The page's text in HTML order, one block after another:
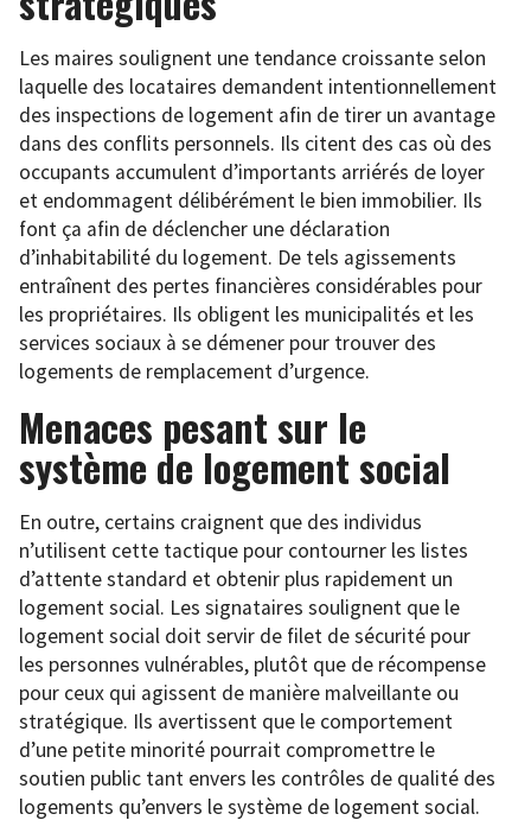
Les maires soulignent une tendance croissante selon
laquelle des locataires demandent intentionnellement
des inspections de logement afin de tirer un avantage
dans des conflits personnels. Ils citent des cas où des
occupants accumulent d’importants arriérés de loyer
et endommagent délibérément le bien immobilier. Ils
font ça afin de déclencher une déclaration
d’inhabitabilité du logement. De tels agissements
entraînent des pertes financières considérables pour
les propriétaires. Ils obligent les municipalités et les
services sociaux à se démener pour trouver des
logements de remplacement d’urgence.
Menaces pesant sur le
système de logement social
En outre, certains craignent que des individus
n’utilisent cette tactique pour contourner les listes
d’attente standard et obtenir plus rapidement un
logement social. Les signataires soulignent que le
logement social doit servir de filet de sécurité pour
les personnes vulnérables, plutôt que de récompense
pour ceux qui agissent de manière malveillante ou
stratégique. Ils avertissent que le comportement
d’une petite minorité pourrait compromettre le
soutien public tant envers les contrôles de qualité des
logements qu’envers le système de logement social.